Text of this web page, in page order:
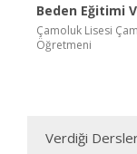
Beden Eğitimi
Çamoluk Lisesi
Öğretmeni
Verdiği